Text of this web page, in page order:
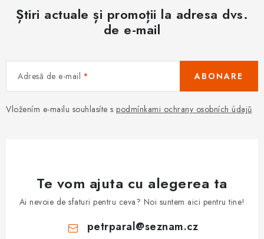
Știri actuale și promoții la adresa dvs.
de e-mail
Adresă de e-mail
Vložením e-mailu souhlasíte s podmínkami ochrany osobních údajů
ABONARE
Te vom ajuta cu alegerea ta
Ai nevoie de sfaturi pentru ceva? Noi suntem aici pentru tine!
petrparal@seznam.cz